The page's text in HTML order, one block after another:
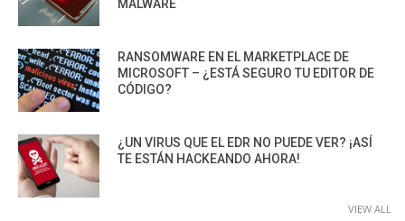
MALWARE
RANSOMWARE EN EL MARKETPLACE DE
MICROSOFT – ¿ESTÁ SEGURO TU EDITOR DE
CÓDIGO?
¿UN VIRUS QUE EL EDR NO PUEDE VER? ¡ASÍ
TE ESTÁN HACKEANDO AHORA!
VIEW ALL